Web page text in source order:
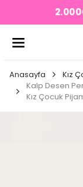
Anasayfa Kız
Kalp Desen
Kız Çocuk